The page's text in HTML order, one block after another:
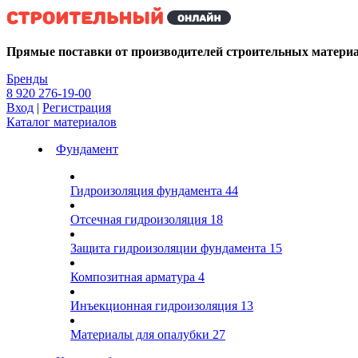
Kg
Прямые поставки от производителей строительных
Бренды
8 920 276-19-00
Вход | Регистрация
Каталог материалов
Фундамент
Гидроизоляция фундамента 44
Отсечная гидроизоляция 18
Защита гидроизоляции фундамента 15
Композитная арматура 4
Инъекционная гидроизоляция 13
Материалы для опалубки 27